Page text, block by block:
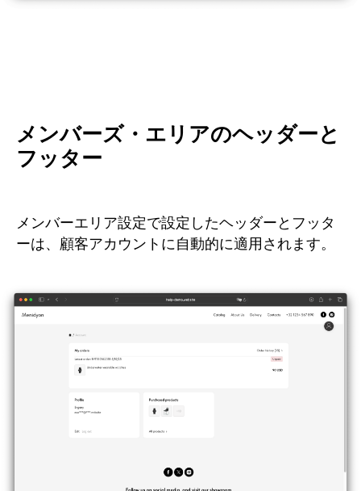
メンバーズ・エリアのヘッダーと
フッター
メンバーエリア設定で設定したヘッダーとフッタ
ーは、顧客アカウントに自動的に適用されます。